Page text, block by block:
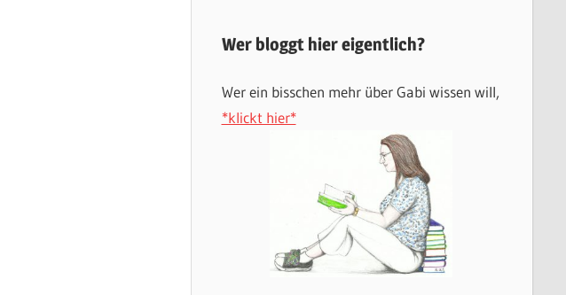
Wer bloggt hier eigentlich?
Wer ein bisschen mehr über Gabi wissen will,
*klickt hier*